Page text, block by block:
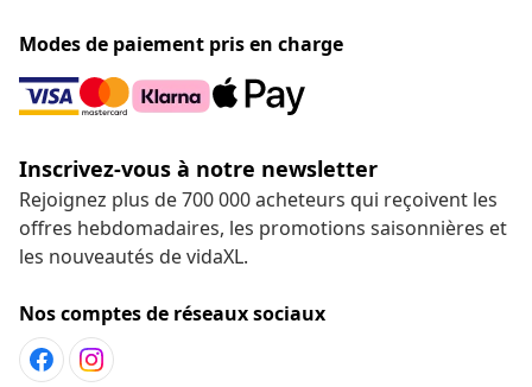
Modes de paiement pris en charge
Inscrivez-vous à notre newsletter
Rejoignez plus de 700 000 acheteurs qui reçoivent les
offres hebdomadaires, les promotions saisonnières et
les nouveautés de vidaXL.
Nos comptes de réseaux sociaux